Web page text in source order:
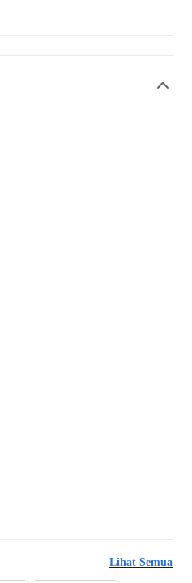
Lihat Semua